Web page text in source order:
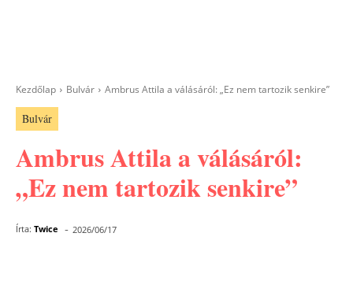
Kezdőlap Bulvár Ambrus Attila a válásáról: „Ez nem tartozik senkire”
Bulvár
Ambrus Attila a válásáról:
„Ez nem tartozik senkire”
Írta: Twice - 2026/06/17